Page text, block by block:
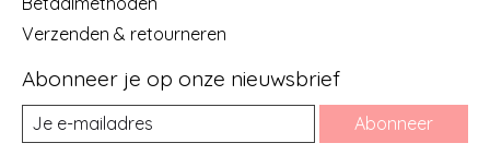
Verzenden & retourneren
Abonneer je op onze nieuwsbrief
Abonneer